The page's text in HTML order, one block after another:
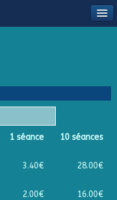
1 séance 10 séances
3.40€ 28.00€
2.00€
16.00€